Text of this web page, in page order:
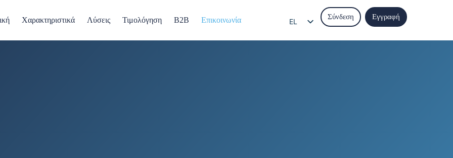
Χαρακτηριστικά Λύσεις Τιμολόγηση B2B Επικοινωνία EL
EN
Σύνδεση Εγγραφή